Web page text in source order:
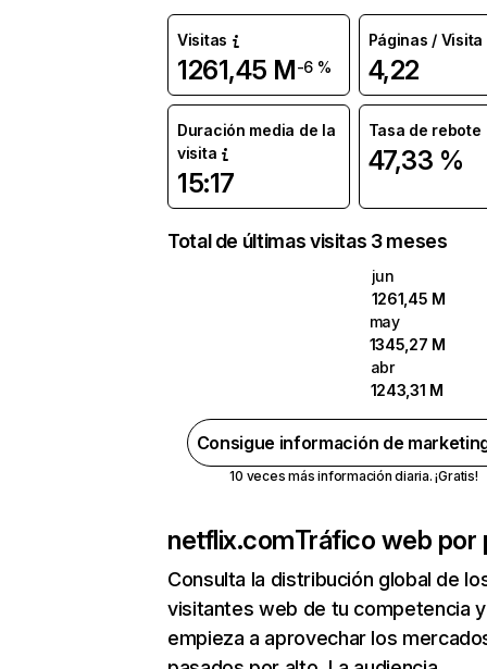
Visitas
1261,45 M-6 %
Páginas / Visita
4,22
Duración media de la
visita
15:17
Tasa de rebote
47,33 %
Total de últimas visitas 3 meses
jun
1261,45 M
may
1345,27 M
abr
1243,31 M
Consigue información de
10 veces más información diaria. ¡Gratis!
netflix.comTráfico web por
Consulta la distribución global de
visitantes web de tu competencia y
empieza a aprovechar los